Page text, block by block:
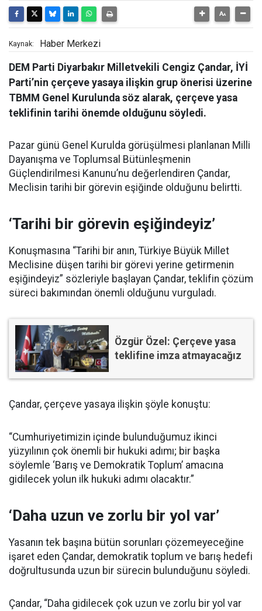
Kaynak: Haber Merkezi
DEM Parti Diyarbakır Milletvekili Cengiz Çandar, İYİ
Parti’nin çerçeve yasaya ilişkin grup önerisi üzerine
TBMM Genel Kurulunda söz alarak, çerçeve yasa
teklifinin tarihi önemde olduğunu söyledi.
Pazar günü Genel Kurulda görüşülmesi planlanan Milli
Dayanışma ve Toplumsal Bütünleşmenin
Güçlendirilmesi Kanunu’nu değerlendiren Çandar,
Meclisin tarihi bir görevin eşiğinde olduğunu belirtti.
‘Tarihi bir görevin eşiğindeyiz’
Konuşmasına “Tarihi bir anın, Türkiye Büyük Millet
Meclisine düşen tarihi bir görevi yerine getirmenin
eşiğindeyiz” sözleriyle başlayan Çandar, teklifin çözüm
süreci bakımından önemli olduğunu vurguladı.
Özgür Özel: Çerçeve yasa
teklifine imza atmayacağız
Çandar, çerçeve yasaya ilişkin şöyle konuştu:
“Cumhuriyetimizin içinde bulunduğumuz ikinci
yüzyılının çok önemli bir hukuki adımı; bir başka
söylemle ‘Barış ve Demokratik Toplum’ amacına
gidilecek yolun ilk hukuki adımı olacaktır.”
‘Daha uzun ve zorlu bir yol var’
Yasanın tek başına bütün sorunları çözemeyeceğine
işaret eden Çandar, demokratik toplum ve barış hedefi
doğrultusunda uzun bir sürecin bulunduğunu söyledi.
Çandar, “Daha gidilecek çok uzun ve zorlu bir yol var